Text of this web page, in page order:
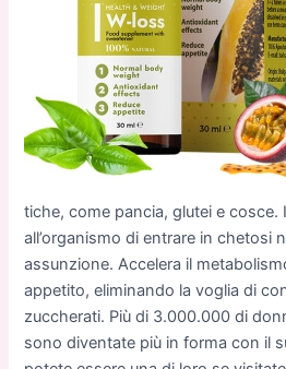
tiche, come pancia, glutei e
all’organismo di entrare in chetosi
assunzione. Accelera il
appetito, eliminando la voglia di
zuccherati. Più di 3.000.000 di
sono diventate più in forma con il